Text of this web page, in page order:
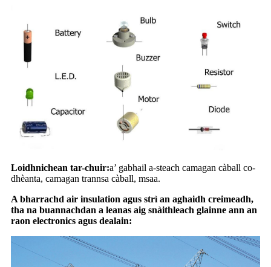
Loidhnichean tar-chuir:a’ gabhail a-steach camagan càball co-
dhèanta, camagan trannsa càball, msaa.
A bharrachd air insulation agus strì an aghaidh creimeadh,
tha na buannachdan a leanas aig snàithleach glainne ann an
raon electronics agus dealain: